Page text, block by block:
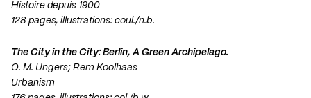
Histoire depuis 1900
128 pages, illustrations: coul./n.b.
The City in the City: Berlin, A Green Archipelago.
O. M. Ungers; Rem Koolhaas
Urbanism